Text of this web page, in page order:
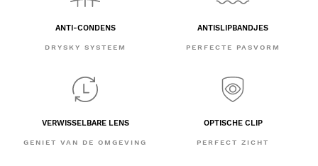
ANTI-CONDENS
DRYSKY SYSTEEM
ANTISLIPBANDJES
PERFECTE PASVORM
VERWISSELBARE LENS
GENIET VAN DE OMGEVING
OPTISCHE CLIP
PERFECT ZICHT